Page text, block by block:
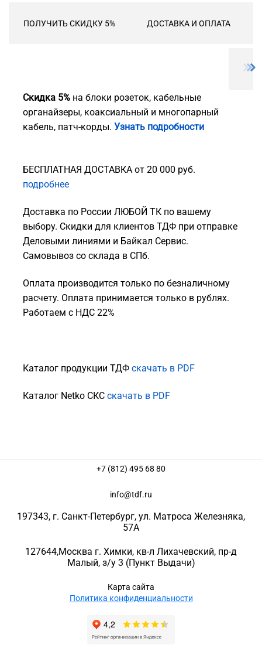
ПОЛУЧИТЬ СКИДКУ 5% ДОСТАВКА И ОПЛАТА
Скидка 5% на блоки розеток, кабельные
органайзеры, коаксиальный и многопарный
кабель, патч-корды. Узнать подробности
БЕСПЛАТНАЯ ДОСТАВКА от 20 000 руб.
подробнее
Доставка по России ЛЮБОЙ ТК по вашему
выбору. Скидки для клиентов ТДФ при отправке
Деловыми линиями и Байкал Сервис.
Самовывоз со склада в СПб.
Оплата производится только по безналичному
расчету. Оплата принимается только в рублях.
Работаем с НДС 22%
Каталог продукции ТДФ скачать в PDF
Каталог Netko СКС скачать в PDF
+7 (812) 495 68 80
info@tdf.ru
197343, г. Санкт-Петербург, ул. Матроса Железняка,
57A
127644,Москва г. Химки, кв-л Лихачевский, пр-д
Малый, з/у 3 (Пункт Выдачи)
Карта сайта
Политика конфиденциальности